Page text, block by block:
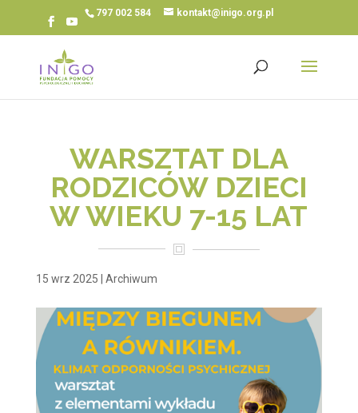
797 002 584 kontakt@inigo.org.pl
WARSZTAT DLA
RODZICÓW DZIECI
W WIEKU 7-15 LAT
15 wrz 2025 Archiwum